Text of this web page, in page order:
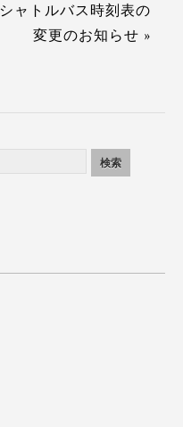
シャトルバス時刻表の
変更のお知らせ »